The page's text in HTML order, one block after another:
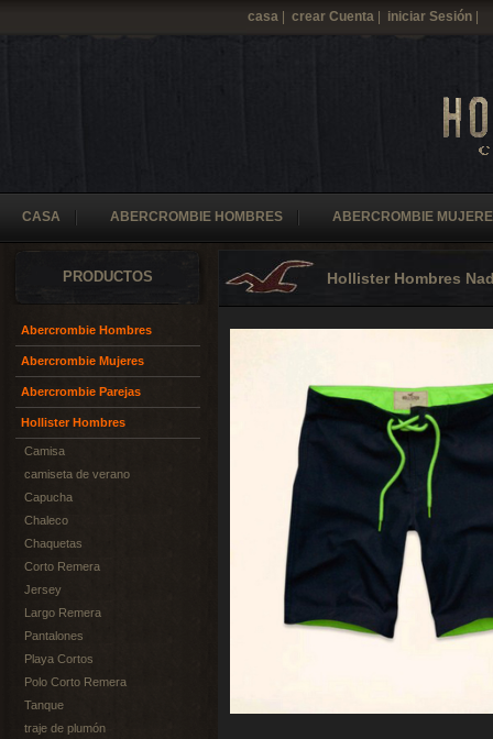
casa crear Cuenta iniciar Sesión
CASA ABERCROMBIE HOMBRES ABERCROMBIE
PRODUCTOS
Abercrombie Hombres
Abercrombie Mujeres
Abercrombie Parejas
Hollister Hombres
Camisa
camiseta de verano
Capucha
Chaleco
Chaquetas
Corto Remera
Jersey
Largo Remera
Pantalones
Playa Cortos
Polo Corto Remera
Tanque
traje de plumón
Hollister Hombres